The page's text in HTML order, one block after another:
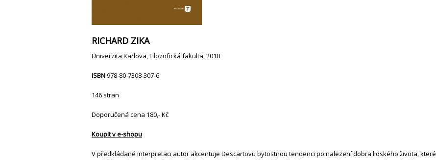
RICHARD ZIKA
Univerzita Karlova, Filozofická fakulta, 2010
ISBN978-80-7308-307-6
146 stran
Doporučená cena 180,- Kč
Koupit v e-shopu
V předkládané interpretaci autor akcentuje Descartovu bytostnou tendenci po nalezení dobra lidského života, které